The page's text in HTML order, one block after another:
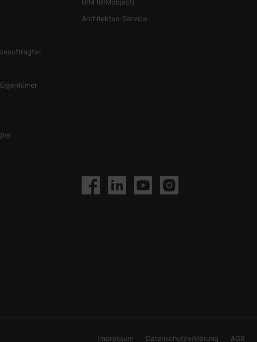
BIM (BIMobject)
Architekten-Service
Impressum Datenschutzerklärung AGB
ihnen sind essenziell, während
oder Anzeigen- und
auswählen.
der Website erforderlich.
Cookies von externen